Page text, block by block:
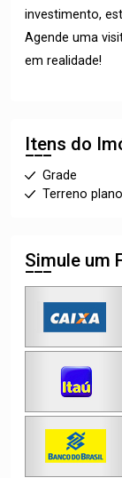
investimento,
Agende uma
em realidade!
Itens do
Grade
Terreno plano
Simule um